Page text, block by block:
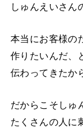
しゅんえいさん
本当にお客様の
作りたいんだ、
伝わってきたか
だからこそしゅ
たくさんの人に